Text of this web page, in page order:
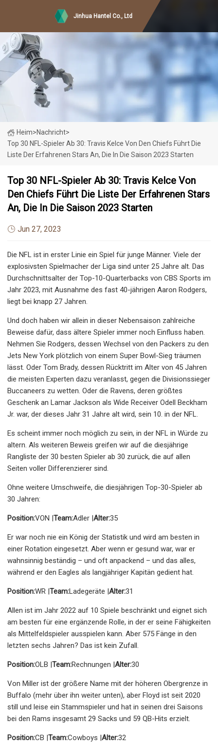
Jinhua Hantel Co., Ltd
Heim>Nachricht>
Top 30 NFL-Spieler Ab 30: Travis Kelce Von Den Chiefs Führt Die
Liste Der Erfahrenen Stars An, Die In Die Saison 2023 Starten
Top 30 NFL-Spieler Ab 30: Travis Kelce Von
Den Chiefs Führt Die Liste Der Erfahrenen Stars
An, Die In Die Saison 2023 Starten
Jun 27, 2023
Die NFL ist in erster Linie ein Spiel für junge Männer. Viele der
explosivsten Spielmacher der Liga sind unter 25 Jahre alt. Das
Durchschnittsalter der Top-10-Quarterbacks von CBS Sports im
Jahr 2023, mit Ausnahme des fast 40-jährigen Aaron Rodgers,
liegt bei knapp 27 Jahren.
Und doch haben wir allein in dieser Nebensaison zahlreiche
Beweise dafür, dass ältere Spieler immer noch Einfluss haben.
Nehmen Sie Rodgers, dessen Wechsel von den Packers zu den
Jets New York plötzlich von einem Super Bowl-Sieg träumen
lässt. Oder Tom Brady, dessen Rücktritt im Alter von 45 Jahren
die meisten Experten dazu veranlasst, gegen die Divisionssieger
Buccaneers zu wetten. Oder die Ravens, deren größtes
Geschenk an Lamar Jackson als Wide Receiver Odell Beckham
Jr. war, der dieses Jahr 31 Jahre alt wird, sein 10. in der NFL.
Es scheint immer noch möglich zu sein, in der NFL in Würde zu
altern. Als weiteren Beweis greifen wir auf die diesjährige
Rangliste der 30 besten Spieler ab 30 zurück, die auf allen
Seiten voller Differenzierer sind.
Ohne weitere Umschweife, die diesjährigen Top-30-Spieler ab
30 Jahren:
Position:VON |Team:Adler |Alter:35
Er war noch nie ein König der Statistik und wird am besten in
einer Rotation eingesetzt. Aber wenn er gesund war, war er
wahnsinnig beständig – und oft anpackend – und das alles,
während er den Eagles als langjähriger Kapitän gedient hat.
Position:WR |Team:Ladegeräte |Alter:31
Allen ist im Jahr 2022 auf 10 Spiele beschränkt und eignet sich
am besten für eine ergänzende Rolle, in der er seine Fähigkeiten
als Mittelfeldspieler ausspielen kann. Aber 575 Fänge in den
letzten sechs Jahren? Das ist kein Zufall.
Position:OLB |Team:Rechnungen |Alter:30
Von Miller ist der größere Name mit der höheren Obergrenze in
Buffalo (mehr über ihn weiter unten), aber Floyd ist seit 2020
still und leise ein Stammspieler und hat in seinen drei Saisons
bei den Rams insgesamt 29 Sacks und 59 QB-Hits erzielt.
Position:CB |Team:Cowboys |Alter:32